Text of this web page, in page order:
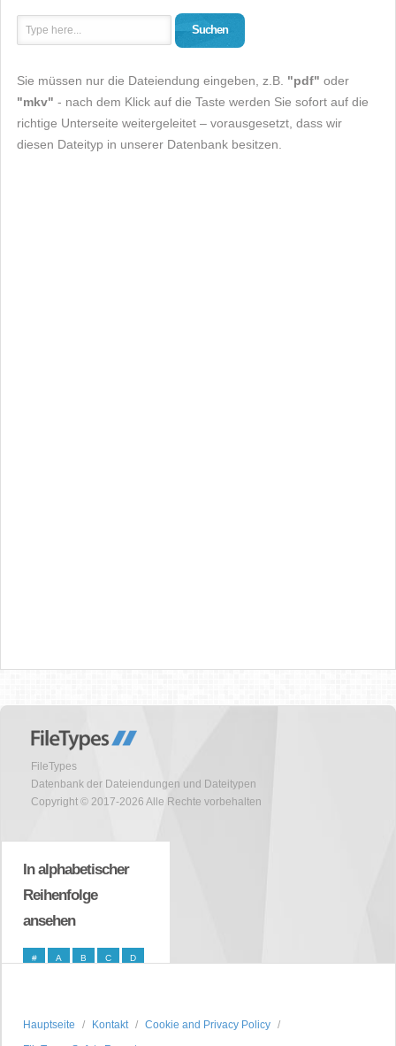
Suchen
Sie müssen nur die Dateiendung eingeben, z.B. "pdf" oder
"mkv" - nach dem Klick auf die Taste werden Sie sofort auf die
richtige Unterseite weitergeleitet – vorausgesetzt, dass wir
diesen Dateityp in unserer Datenbank besitzen.
FileTypes
Datenbank der Dateiendungen und Dateitypen
Copyright © 2017-2026 Alle Rechte vorbehalten
In alphabetischer
Reihenfolge
ansehen
# A B C D
Hauptseite Kontakt
Cookie and Privacy Policy